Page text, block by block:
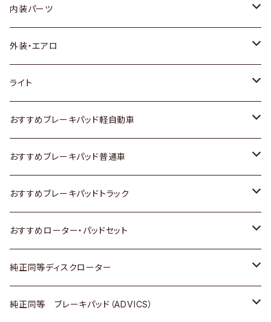
内装パーツ
トヨタ
ホンダ
スズキ
日産
いすゞ
ダイハツ
マツダ
三菱
外装・エアロ
トヨタ
ホンダ
スズキ
日産
いすゞ
ダイハツ
マツダ
ライト
トヨタ
スズキ
日産
いすゞ
ダイハツ
三菱
おすすめブレーキパッド軽自動車
トヨタ
ホンダ
スズキ
日産
ダイハツ
おすすめブレーキパッド普通車
トヨタ
ホンダ
スズキ
日産
おすすめブレーキパッドトラック
トヨタ
日産
いすゞ
おすすめローター・パッドセット
トヨタ
ホンダ
純正同等ディスクローター
トヨタ
純正同等 ブレーキパッド（ADVICS）